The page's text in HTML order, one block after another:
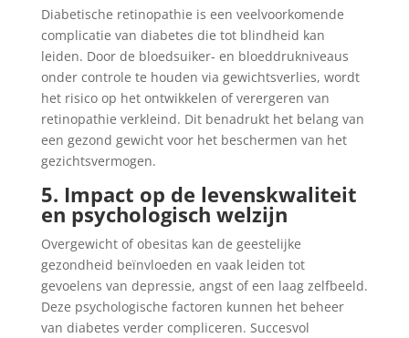
Diabetische retinopathie is een veelvoorkomende
complicatie van diabetes die tot blindheid kan
leiden. Door de bloedsuiker- en bloeddrukniveaus
onder controle te houden via gewichtsverlies, wordt
het risico op het ontwikkelen of verergeren van
retinopathie verkleind. Dit benadrukt het belang van
een gezond gewicht voor het beschermen van het
gezichtsvermogen.
5. Impact op de levenskwaliteit
en psychologisch welzijn
Overgewicht of obesitas kan de geestelijke
gezondheid beïnvloeden en vaak leiden tot
gevoelens van depressie, angst of een laag zelfbeeld.
Deze psychologische factoren kunnen het beheer
van diabetes verder compliceren. Succesvol